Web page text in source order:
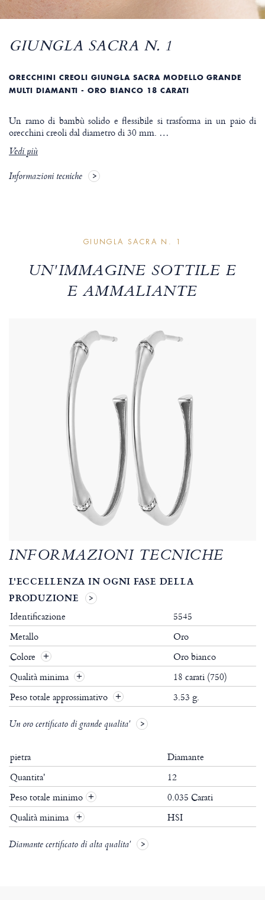
GIUNGLA SACRA N. 1
ORECCHINI CREOLI GIUNGLA SACRA MODELLO GRANDE
MULTI DIAMANTI - ORO BIANCO 18 CARATI
Un ramo di bambù solido e flessibile si trasforma in un paio di
orecchini creoli dal diametro di 30 mm. …
Vedi più
Informazioni tecniche
GIUNGLA SACRA N. 1
UN'IMMAGINE SOTTILE E
E AMMALIANTE
INFORMAZIONI TECNICHE
L'ECCELLENZA IN OGNI FASE DELLA
PRODUZIONE
Identificazione
5545
Metallo
Oro
Colore
Oro bianco
Qualità minima
18 carati (750)
Peso totale approssimativo
3.53 g.
Un oro certificato di grande qualita'
pietra
Diamante
Quantita'
12
Peso totale minimo +
0.035 Carati
Qualità minima + HSI
Diamante certificato di alta qualita'